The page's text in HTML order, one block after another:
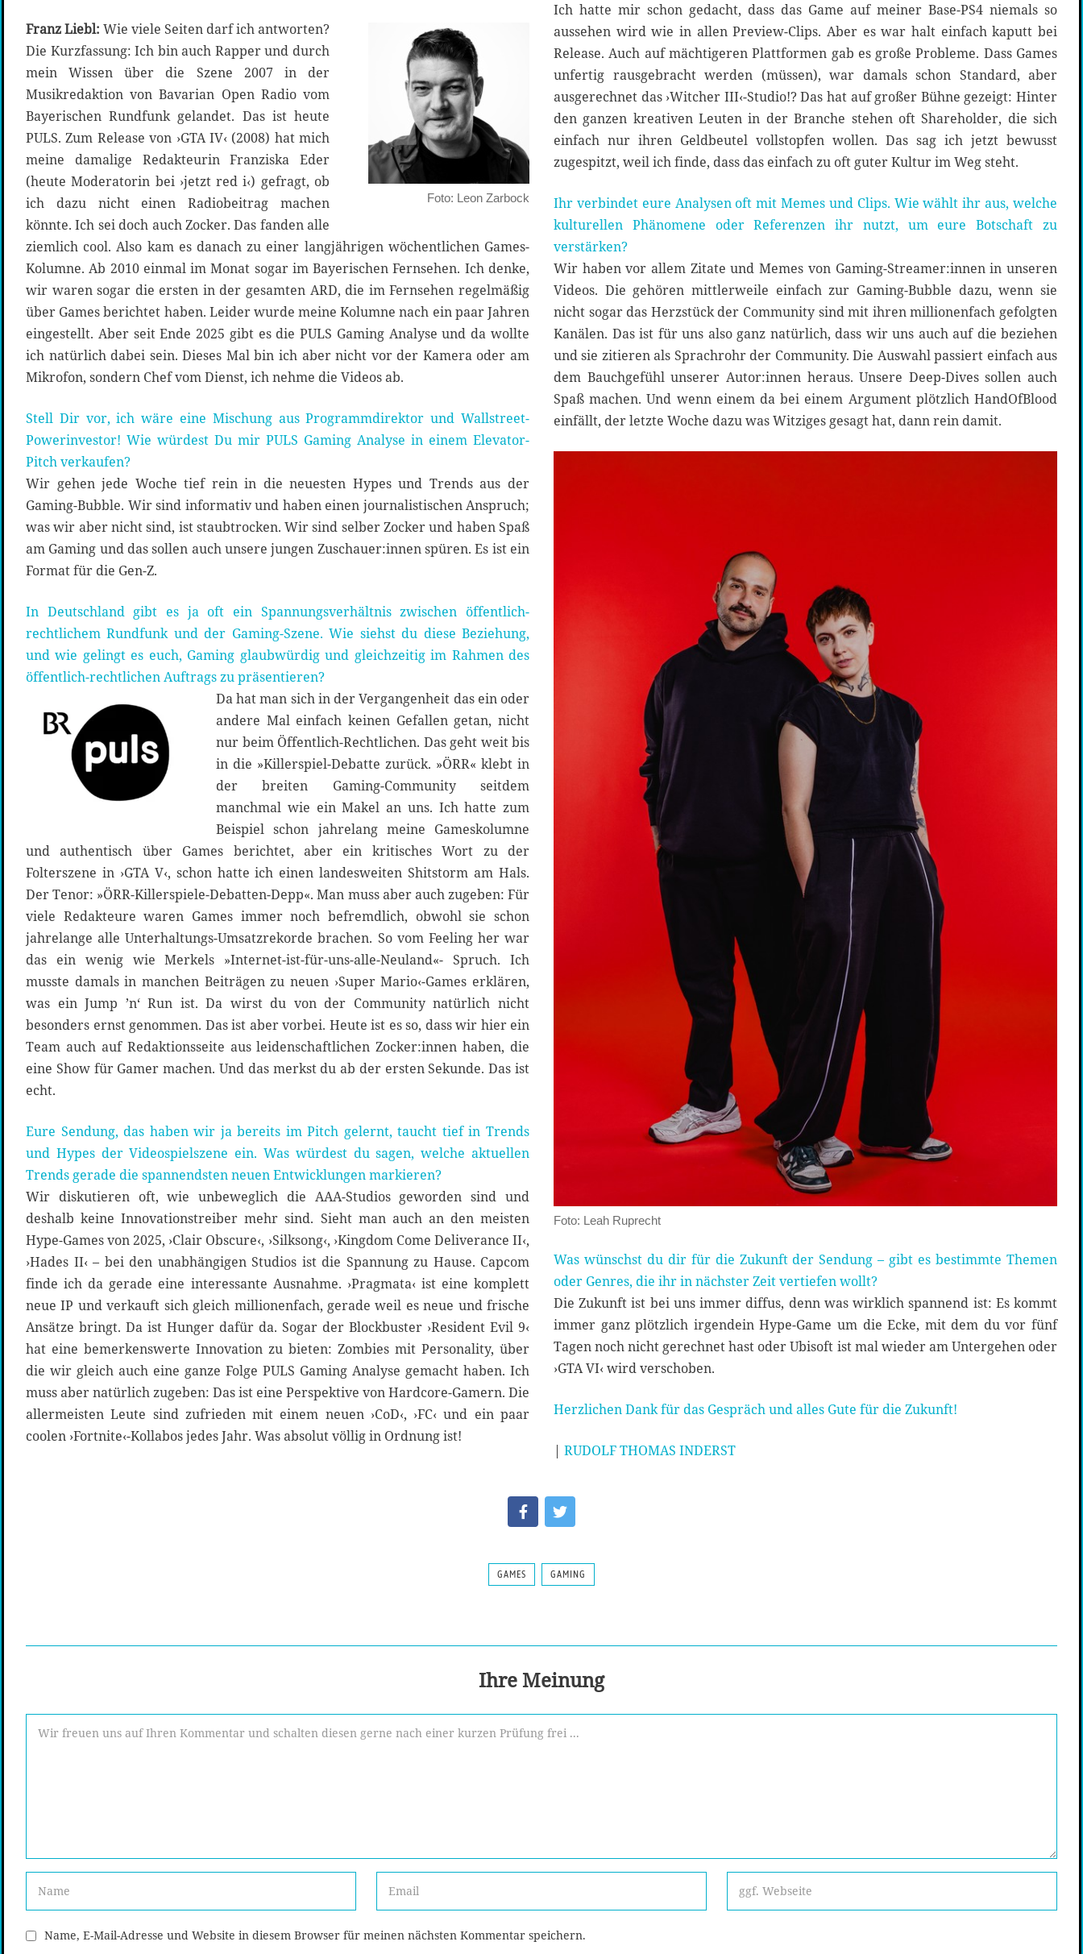
Foto: Leon Zarbock
Franz Liebl: Wie viele Seiten darf ich antworten?
Die Kurzfassung: Ich bin auch Rapper und durch
mein Wissen über die Szene 2007 in der
Musikredaktion von Bavarian Open Radio vom
Bayerischen Rundfunk gelandet. Das ist heute
PULS. Zum Release von ›GTA IV‹ (2008) hat mich
meine damalige Redakteurin Franziska Eder
(heute Moderatorin bei ›jetzt red i‹) gefragt, ob
ich dazu nicht einen Radiobeitrag machen
könnte. Ich sei doch auch Zocker. Das fanden alle
ziemlich cool. Also kam es danach zu einer langjährigen wöchentlichen Games-
Kolumne. Ab 2010 einmal im Monat sogar im Bayerischen Fernsehen. Ich denke,
wir waren sogar die ersten in der gesamten ARD, die im Fernsehen regelmäßig
über Games berichtet haben. Leider wurde meine Kolumne nach ein paar Jahren
eingestellt. Aber seit Ende 2025 gibt es die PULS Gaming Analyse und da wollte
ich natürlich dabei sein. Dieses Mal bin ich aber nicht vor der Kamera oder am
Mikrofon, sondern Chef vom Dienst, ich nehme die Videos ab.
Stell Dir vor, ich wäre eine Mischung aus Programmdirektor und Wallstreet-
Powerinvestor! Wie würdest Du mir PULS Gaming Analyse in einem Elevator-
Pitch verkaufen?
Wir gehen jede Woche tief rein in die neuesten Hypes und Trends aus der
Gaming-Bubble. Wir sind informativ und haben einen journalistischen Anspruch;
was wir aber nicht sind, ist staubtrocken. Wir sind selber Zocker und haben Spaß
am Gaming und das sollen auch unsere jungen Zuschauer:innen spüren. Es ist ein
Format für die Gen-Z.
In Deutschland gibt es ja oft ein Spannungsverhältnis zwischen öffentlich-
rechtlichem Rundfunk und der Gaming-Szene. Wie siehst du diese Beziehung,
und wie gelingt es euch, Gaming glaubwürdig und gleichzeitig im Rahmen des
öffentlich-rechtlichen Auftrags zu präsentieren?
Da hat man sich in der Vergangenheit das ein oder
andere Mal einfach keinen Gefallen getan, nicht
nur beim Öffentlich-Rechtlichen. Das geht weit bis
in die »Killerspiel-Debatte zurück. »ÖRR« klebt in
der breiten Gaming-Community seitdem
manchmal wie ein Makel an uns. Ich hatte zum
Beispiel schon jahrelang meine Gameskolumne
und authentisch über Games berichtet, aber ein kritisches Wort zu der
Folterszene in ›GTA V‹, schon hatte ich einen landesweiten Shitstorm am Hals.
Der Tenor: »ÖRR-Killerspiele-Debatten-Depp«. Man muss aber auch zugeben: Für
viele Redakteure waren Games immer noch befremdlich, obwohl sie schon
jahrelange alle Unterhaltungs-Umsatzrekorde brachen. So vom Feeling her war
das ein wenig wie Merkels »Internet-ist-für-uns-alle-Neuland«- Spruch. Ich
musste damals in manchen Beiträgen zu neuen ›Super Mario‹-Games erklären,
was ein Jump ’n‘ Run ist. Da wirst du von der Community natürlich nicht
besonders ernst genommen. Das ist aber vorbei. Heute ist es so, dass wir hier ein
Team auch auf Redaktionsseite aus leidenschaftlichen Zocker:innen haben, die
eine Show für Gamer machen. Und das merkst du ab der ersten Sekunde. Das ist
echt.
Eure Sendung, das haben wir ja bereits im Pitch gelernt, taucht tief in Trends
und Hypes der Videospielszene ein. Was würdest du sagen, welche aktuellen
Trends gerade die spannendsten neuen Entwicklungen markieren?
Wir diskutieren oft, wie unbeweglich die AAA-Studios geworden sind und
deshalb keine Innovationstreiber mehr sind. Sieht man auch an den meisten
Hype-Games von 2025, ›Clair Obscure‹, ›Silksong‹, ›Kingdom Come Deliverance II‹,
›Hades II‹ – bei den unabhängigen Studios ist die Spannung zu Hause. Capcom
finde ich da gerade eine interessante Ausnahme. ›Pragmata‹ ist eine komplett
neue IP und verkauft sich gleich millionenfach, gerade weil es neue und frische
Ansätze bringt. Da ist Hunger dafür da. Sogar der Blockbuster ›Resident Evil 9‹
hat eine bemerkenswerte Innovation zu bieten: Zombies mit Personality, über
die wir gleich auch eine ganze Folge PULS Gaming Analyse gemacht haben. Ich
muss aber natürlich zugeben: Das ist eine Perspektive von Hardcore-Gamern. Die
allermeisten Leute sind zufrieden mit einem neuen ›CoD‹, ›FC‹ und ein paar
coolen ›Fortnite‹-Kollabos jedes Jahr. Was absolut völlig in Ordnung ist!
Ich hatte mir schon gedacht, dass das Game auf meiner Base-PS4 niemals so
aussehen wird wie in allen Preview-Clips. Aber es war halt einfach kaputt bei
Release. Auch auf mächtigeren Plattformen gab es große Probleme. Dass Games
unfertig rausgebracht werden (müssen), war damals schon Standard, aber
ausgerechnet das ›Witcher III‹-Studio!? Das hat auf großer Bühne gezeigt: Hinter
den ganzen kreativen Leuten in der Branche stehen oft Shareholder, die sich
einfach nur ihren Geldbeutel vollstopfen wollen. Das sag ich jetzt bewusst
zugespitzt, weil ich finde, dass das einfach zu oft guter Kultur im Weg steht.
Ihr verbindet eure Analysen oft mit Memes und Clips. Wie wählt ihr aus, welche
kulturellen Phänomene oder Referenzen ihr nutzt, um eure Botschaft zu
verstärken?
Wir haben vor allem Zitate und Memes von Gaming-Streamer:innen in unseren
Videos. Die gehören mittlerweile einfach zur Gaming-Bubble dazu, wenn sie
nicht sogar das Herzstück der Community sind mit ihren millionenfach gefolgten
Kanälen. Das ist für uns also ganz natürlich, dass wir uns auch auf die beziehen
und sie zitieren als Sprachrohr der Community. Die Auswahl passiert einfach aus
dem Bauchgefühl unserer Autor:innen heraus. Unsere Deep-Dives sollen auch
Spaß machen. Und wenn einem da bei einem Argument plötzlich HandOfBlood
einfällt, der letzte Woche dazu was Witziges gesagt hat, dann rein damit.
Foto: Leah Ruprecht
Was wünschst du dir für die Zukunft der Sendung – gibt es bestimmte Themen
oder Genres, die ihr in nächster Zeit vertiefen wollt?
Die Zukunft ist bei uns immer diffus, denn was wirklich spannend ist: Es kommt
immer ganz plötzlich irgendein Hype-Game um die Ecke, mit dem du vor fünf
Tagen noch nicht gerechnet hast oder Ubisoft ist mal wieder am Untergehen oder
›GTA VI‹ wird verschoben.
Herzlichen Dank für das Gespräch und alles Gute für die Zukunft!
| RUDOLF THOMAS INDERST
GAMES GAMING
Ihre Meinung
Name, E-Mail-Adresse und Website in diesem Browser für meinen nächsten Kommentar speichern.